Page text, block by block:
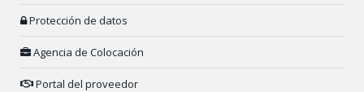
Protección de datos
Agencia de Colocación
Portal del proveedor